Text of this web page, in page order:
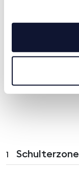
1 Schulterzone